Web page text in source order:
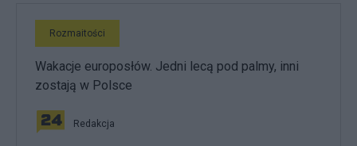
Rozmaitości
Wakacje europosłów. Jedni lecą pod palmy, inni
zostają w Polsce
Redakcja